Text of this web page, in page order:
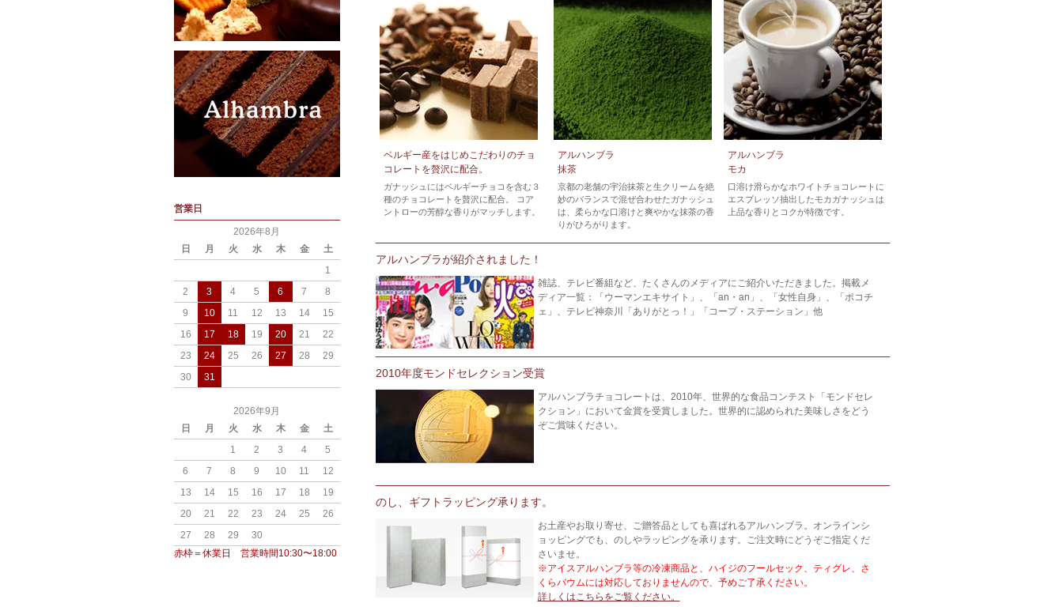
ベルギー産をはじめこだわりのチョ
コレートを贅沢に配合。
ガナッシュにはベルギーチョコを含む３
種のチョコレートを贅沢に配合。 コア
ントローの芳醇な香りがマッチします。
アルハンブラ
抹茶
京都の老舗の宇治抹茶と生クリームを絶
妙のバランスで混ぜ合わせたガナッシュ
は、柔らかな口溶けと爽やかな抹茶の香
りがひろがります。
アルハンブラ
モカ
口溶け滑らかなホワイトチョコレートに
エスプレッソ抽出したモカガナッシュは
上品な香りとコクが特徴です。
アルハンブラが紹介されました！
雑誌、テレビ番組など、たくさんのメディアにご紹介いただきました。掲載メ
ディア一覧：「ウーマンエキサイト」、「an・an」、「女性自身」、「ポコチ
ェ」、テレビ神奈川「ありがとっ！」「コープ・ステーション」他
2010年度モンドセレクション受賞
アルハンブラチョコレートは、2010年、世界的な食品コンテスト「モンドセレ
クション」において金賞を受賞しました。世界的に認められた美味しさをどう
ぞご賞味ください。
のし、ギフトラッピング承ります。
お土産やお取り寄せ、ご贈答品としても喜ばれるアルハンブラ。オンラインシ
ョッピングでも、のしやラッピングを承ります。ご注文時にどうぞご指定くだ
さいませ。
※アイスアルハンブラ等の冷凍商品と、ハイジのフールセック、ティグレ、さ
くらバウムには対応しておりませんので、予めご了承ください。
詳しくはこちらをご覧ください。
営業日
2026年8月
日
月 火 水 木 金
土
1
2
3 4 5 6 7
8
9
10 11 12 13 14
15
16
17 18 19 20 21
22
23
24 25 26 27 28
29
30
31
2026年9月
日
月 火 水 木 金
土
1
2 3 4
5
6
7 8 9 10 11
12
13
14 15 16 17 18
19
20
21 22 23 24 25
26
27
28 29
30
赤枠＝休業日 営業時間10:30〜18:00